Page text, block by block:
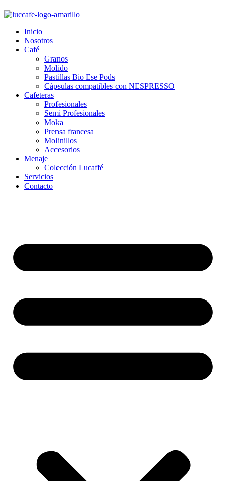
Inicio
Nosotros
Café
Granos
Molido
Pastillas Bio Ese Pods
Cápsulas compatibles con NESPRESSO
Cafeteras
Profesionales
Semi Profesionales
Moka
Prensa francesa
Molinillos
Accesorios
Menaje
Colección Lucaffé
Servicios
Contacto